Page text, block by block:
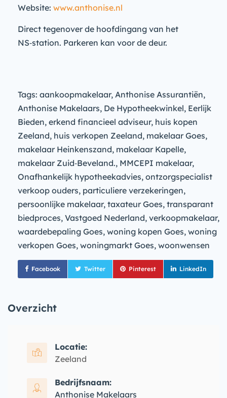
Website: www.anthonise.nl
Direct tegenover de hoofdingang van het
NS‑station. Parkeren kan voor de deur.
Tags: aankoopmakelaar, Anthonise Assurantiën,
Anthonise Makelaars, De Hypotheekwinkel, Eerlijk
Bieden, erkend financieel adviseur, huis kopen
Zeeland, huis verkopen Zeeland, makelaar Goes,
makelaar Heinkenszand, makelaar Kapelle,
makelaar Zuid‑Beveland., MMCEPI makelaar,
Onafhankelijk hypotheekadvies, ontzorgspecialist
verkoop ouders, particuliere verzekeringen,
persoonlijke makelaar, taxateur Goes, transparant
biedproces, Vastgoed Nederland, verkoopmakelaar,
waardebepaling Goes, woning kopen Goes, woning
verkopen Goes, woningmarkt Goes, woonwensen
Facebook Twitter Pinterest LinkedIn
Overzicht
Locatie:
Zeeland
Bedrijfsnaam:
Anthonise Makelaars